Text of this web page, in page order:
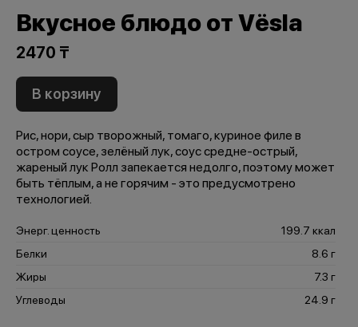
Вкусное блюдо от Vёsla
2470 ₸
В корзину
Рис, нори, сыр творожный, томаго, куриное филе в
остром соусе, зелёный лук, соус средне-острый,
жареный лук Ролл запекается недолго, поэтому может
быть тёплым, а не горячим - это предусмотрено
технологией.
Энерг. ценность
199.7 ккал
Белки
8.6 г
Жиры
7.3 г
Углеводы
24.9 г